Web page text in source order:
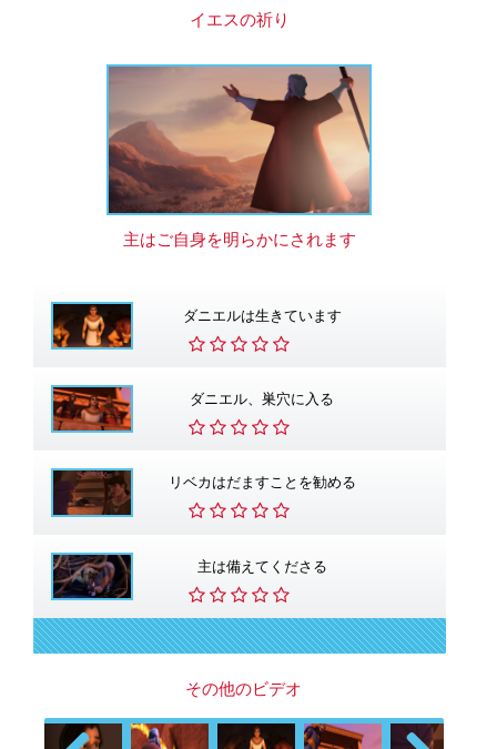
イエスの祈り
主はご自身を明らかにされます
ダニエルは生きています
ダニエル、巣穴に入る
リベカはだますことを勧める
主は備えてくださる
その他のビデオ